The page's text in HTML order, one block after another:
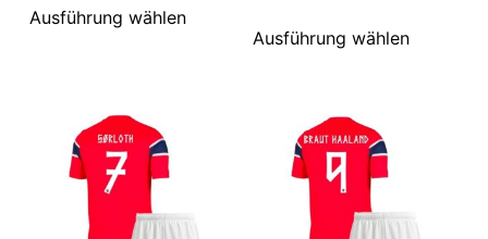
Ausführung wählen
Ausführung wählen